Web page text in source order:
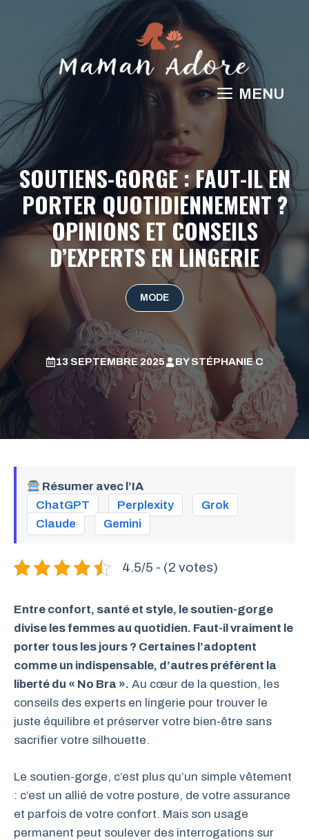
MENU
SOUTIENS-GORGE : FAUT-IL EN
PORTER QUOTIDIENNEMENT ?
OPINIONS ET CONSEILS
D’EXPERTS EN LINGERIE
MODE
13 SEPTEMBRE 2025 BYSTÉPHANIE C
Résumer avec l’IA
ChatGPT
Perplexity
Grok
Claude
Gemini
4.5/5 - (2 votes)
Entre confort, santé et style, le soutien-gorge
divise les femmes au quotidien. Faut-il vraiment le
porter tous les jours ? Certaines l’adoptent
comme un indispensable, d’autres préfèrent la
liberté du « No Bra ». Au cœur de la question, les
conseils des experts en lingerie pour trouver le
juste équilibre et préserver votre bien-être sans
sacrifier votre silhouette.
Le soutien-gorge, c’est plus qu’un simple vêtement
: c’est un allié de votre posture, de votre assurance
et parfois de votre confort. Mais son usage
permanent peut soulever des interrogations sur